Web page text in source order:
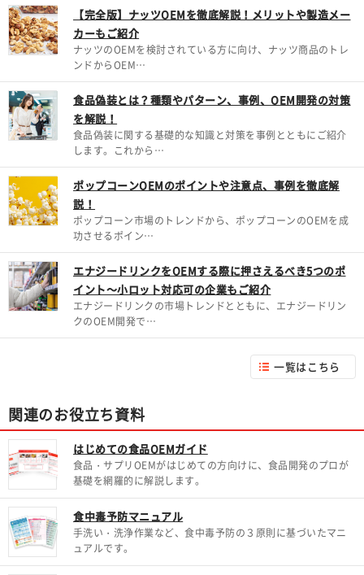
【完全版】ナッツOEMを徹底解説！メリットや製造メー
カーもご紹介
ナッツのOEMを検討されている方に向け、ナッツ商品のトレ
ンドからOEM…
食品偽装とは？種類やパターン、事例、OEM開発の対策
を解説！
食品偽装に関する基礎的な知識と対策を事例とともにご紹介
します。これから…
ポップコーンOEMのポイントや注意点、事例を徹底解
説！
ポップコーン市場のトレンドから、ポップコーンのOEMを成
功させるポイン…
エナジードリンクをOEMする際に押さえるべき5つのポ
イント～小ロット対応可の企業もご紹介
エナジードリンクの市場トレンドとともに、エナジードリン
クのOEM開発で…
一覧はこちら
関連のお役立ち資料
はじめての食品OEMガイド
食品・サプリOEMがはじめての方向けに、食品開発のプロが
基礎を網羅的に解説します。
食中毒予防マニュアル
手洗い・洗浄作業など、食中毒予防の３原則に基づいたマニ
ュアルです。